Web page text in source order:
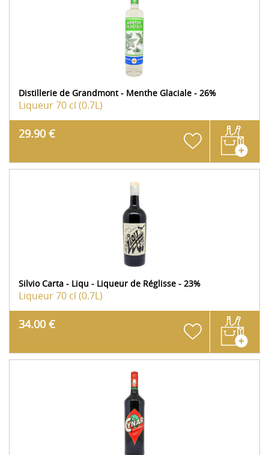
Distillerie de Grandmont - Menthe Glaciale - 26%
Liqueur70 cl (0.7L)
29.90 €
Silvio Carta - Liqu - Liqueur de Réglisse - 23%
Liqueur70 cl (0.7L)
34.00 €